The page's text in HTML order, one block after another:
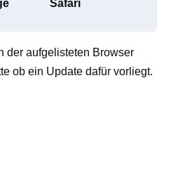
Safari
der aufgelisteten Browser
ob ein Update dafür vorliegt.